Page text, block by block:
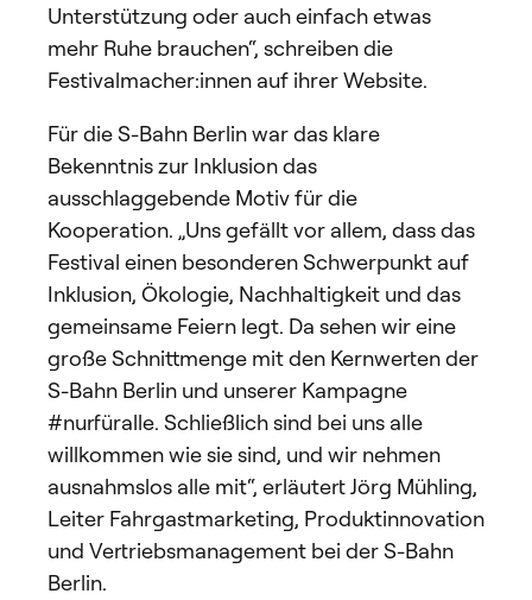
Unterstützung oder auch einfach etwas
mehr Ruhe brauchen“, schreiben die
Festivalmacher:innen auf ihrer Website.
Für die S-Bahn Berlin war das klare
Bekenntnis zur Inklusion das
ausschlaggebende Motiv für die
Kooperation. „Uns gefällt vor allem, dass das
Festival einen besonderen Schwerpunkt auf
Inklusion, Ökologie, Nachhaltigkeit und das
gemeinsame Feiern legt. Da sehen wir eine
große Schnittmenge mit den Kernwerten der
S-Bahn Berlin und unserer Kampagne
#nurfüralle. Schließlich sind bei uns alle
willkommen wie sie sind, und wir nehmen
ausnahmslos alle mit“, erläutert Jörg Mühling,
Leiter Fahrgastmarketing, Produktinnovation
und Vertriebsmanagement bei der S-Bahn
Berlin.